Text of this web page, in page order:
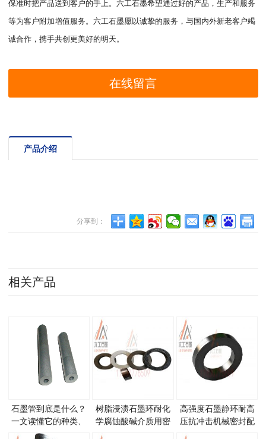
保准时把产品送到客户的手上。六工石墨希望通过好的产品，生产和服务
等为客户附加增值服务。六工石墨愿以诚挚的服务，与国内外新老客户竭
诚合作，携手共创更美好的明天。
在线留言
产品介绍
分享到：
相关产品
石墨管到底是什么？
一文读懂它的种类、
特性与应用领域
树脂浸渍石墨环耐化
学腐蚀酸碱介质用密
高强度石墨静环耐高
压抗冲击机械密封配